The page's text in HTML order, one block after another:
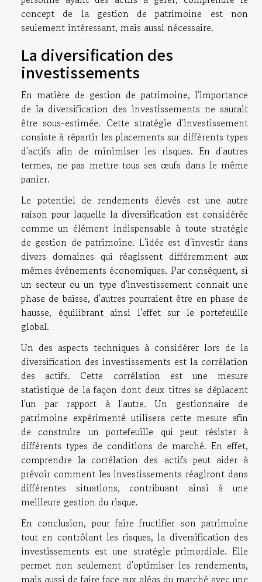
concept de la gestion de patrimoine est non
seulement intéressant, mais aussi nécessaire.
La diversification des
investissements
En matière de gestion de patrimoine, l'importance
de la diversification des investissements ne saurait
être sous-estimée. Cette stratégie d'investissement
consiste à répartir les placements sur différents types
d'actifs afin de minimiser les risques. En d'autres
termes, ne pas mettre tous ses œufs dans le même
panier.
Le potentiel de rendements élevés est une autre
raison pour laquelle la diversification est considérée
comme un élément indispensable à toute stratégie
de gestion de patrimoine. L'idée est d'investir dans
divers domaines qui réagissent différemment aux
mêmes événements économiques. Par conséquent, si
un secteur ou un type d'investissement connait une
phase de baisse, d'autres pourraient être en phase de
hausse, équilibrant ainsi l'effet sur le portefeuille
global.
Un des aspects techniques à considérer lors de la
diversification des investissements est la corrélation
des actifs. Cette corrélation est une mesure
statistique de la façon dont deux titres se déplacent
l'un par rapport à l'autre. Un gestionnaire de
patrimoine expérimenté utilisera cette mesure afin
de construire un portefeuille qui peut résister à
différents types de conditions de marché. En effet,
comprendre la corrélation des actifs peut aider à
prévoir comment les investissements réagiront dans
différentes situations, contribuant ainsi à une
meilleure gestion du risque.
En conclusion, pour faire fructifier son patrimoine
tout en contrôlant les risques, la diversification des
investissements est une stratégie primordiale. Elle
permet non seulement d'optimiser les rendements,